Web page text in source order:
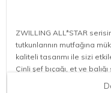
ZWILLING ALL*STAR
tutkunlarının mutfağına
kaliteli tasarımı ile sizi
Çinli şef bıçağı, et ve